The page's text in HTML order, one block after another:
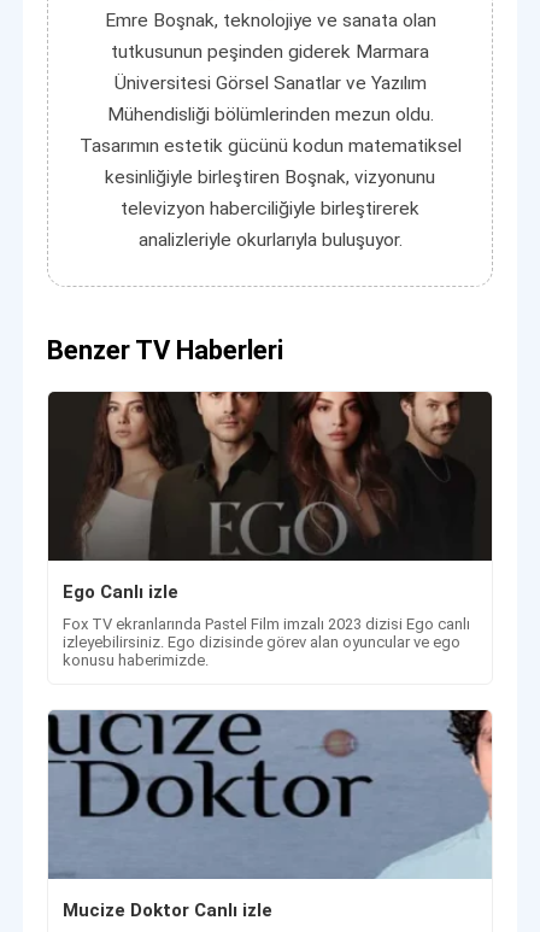
Emre Boşnak, teknolojiye ve sanata olan
tutkusunun peşinden giderek Marmara
Üniversitesi Görsel Sanatlar ve Yazılım
Mühendisliği bölümlerinden mezun oldu.
Tasarımın estetik gücünü kodun matematiksel
kesinliğiyle birleştiren Boşnak, vizyonunu
televizyon haberciliğiyle birleştirerek
analizleriyle okurlarıyla buluşuyor.
Benzer TV Haberleri
Ego Canlı izle
Fox TV ekranlarında Pastel Film imzalı 2023 dizisi Ego canlı
izleyebilirsiniz. Ego dizisinde görev alan oyuncular ve ego
konusu haberimizde.
Mucize Doktor Canlı izle